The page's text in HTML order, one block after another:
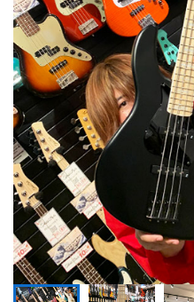
キーボード
管楽器
アンプ
DJ機器
DTM オンライン納品